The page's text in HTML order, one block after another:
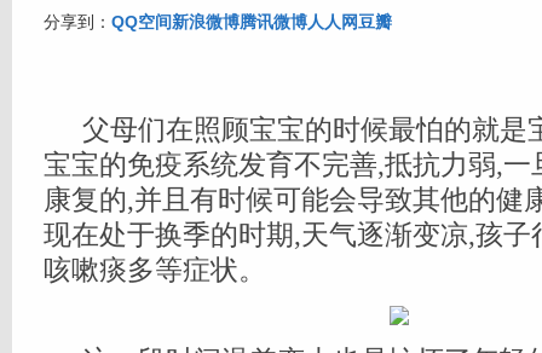
分享到： QQ空间新浪微博腾讯微博人人网豆瓣
父母们在照顾宝宝的时候最怕的就是
宝宝的免疫系统发育不完善,抵抗力弱,
康复的,并且有时候可能会导致其他的健
现在处于换季的时期,天气逐渐变凉,孩
咳嗽痰多等症状。